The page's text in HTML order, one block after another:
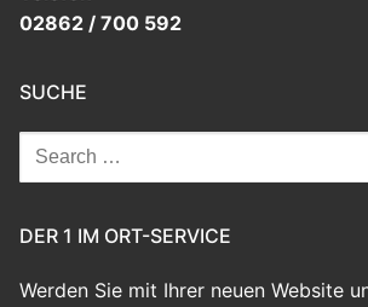
02862 / 700 592
SUCHE
Search
for:
DER 1 IM ORT-SERVICE
Werden Sie mit Ihrer neuen Website